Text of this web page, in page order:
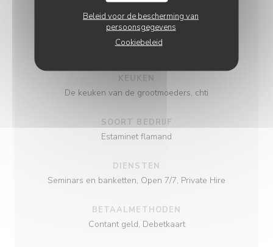
Beleid voor de bescherming van
persoonsgegevens
Cookiebeleid
ALGEMENE
INFORMATIE
KEUKEN
De keuken van de grootmoeders, chti
SOORT BEDRIJF
Estaminet flamand
DIENSTEN
Seminars en banketten, Open 7/7, Private Hire
BETAALMETHODEN
Contant geld, Debetkaart